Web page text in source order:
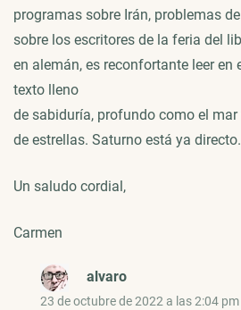
programas sobre Irán, problemas
sobre los escritores de la feria del
en alemán, es reconfortante leer en
texto lleno
de sabiduría, profundo como el
de estrellas. Saturno está ya
Un saludo cordial,
Carmen
alvaro
23 de octubre de 2022 a las 2:04 pm